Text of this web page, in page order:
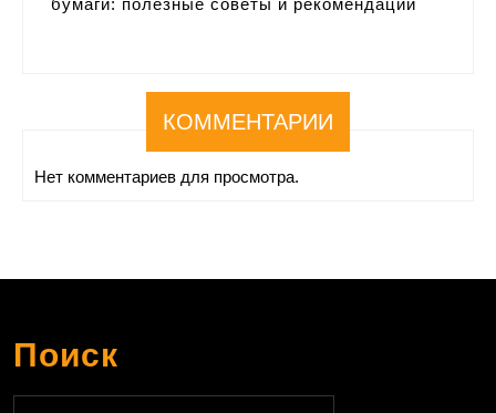
КОММЕНТАРИИ
Нет комментариев для просмотра.
Поиск